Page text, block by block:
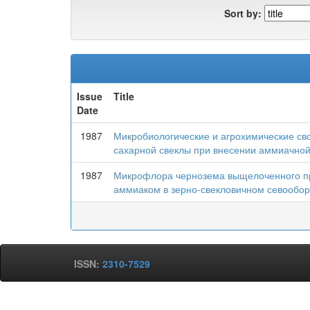
Sort by:
Issue
Date
Title
1987
Микробиологические и агрохимические
сахарной свеклы при внесении
1987
Микрофлора чернозема выщелоченного
аммиаком в зерно-свекловичном
ISSN: 2310-7529